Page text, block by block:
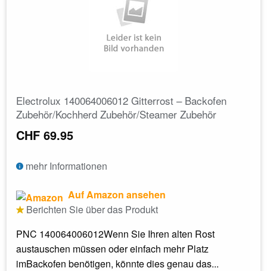
Electrolux 140064006012 Gitterrost – Backofen
Zubehör/Kochherd Zubehör/Steamer Zubehör
CHF 69.95
mehr Informationen
Auf Amazon ansehen
Berichten Sie über das Produkt
PNC 140064006012Wenn Sie Ihren alten Rost
austauschen müssen oder einfach mehr Platz
imBackofen benötigen, könnte dies genau das...